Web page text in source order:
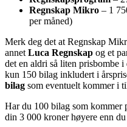
Regnskap Mikro – 1
per måned)
Merk deg det at Regnskap
annet Luca Regnskap og et
det en aldri så liten prisbombe
kun 150 bilag inkludert i
bilag som eventuelt kommer i
Har du 100 bilag som kommer
din 3 000 kroner høyere enn du